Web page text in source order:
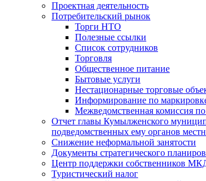
Проектная деятельность
Потребительский рынок
Торги НТО
Полезные ссылки
Список сотрудников
Торговля
Общественное питание
Бытовые услуги
Нестационарные торговые
Информирование по
Межведомственная комиссия
Отчет главы Кумылженского
подведомственных ему органов
Снижение неформальной занятости
Документы стратегического
Центр поддержки собственников
Туристический налог